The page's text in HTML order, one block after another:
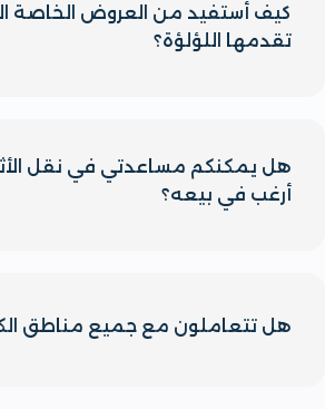
كيف أستفيد من العروض الخاصة التي
تقدمها اللؤلؤة؟
هل يمكنكم مساعدتي في نقل الأثاث
أرغب في بيعه؟
هل تتعاملون مع جميع مناطق